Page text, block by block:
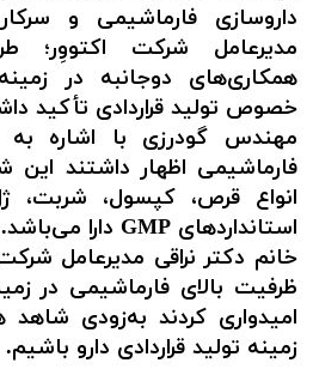
داروسازی فارماشیمی و
مدیرعامل شرکت اکتووِر؛
همکاری‌های دوجانبه در
‌خصوص تولید قراردادی تأکید
مهندس گودرزی با اشاره به
فارماشیمی اظهار داشتند این
انواع قرص، کپسول، شربت،
استانداردهایGMP دارا می‌باشد.
خانم دکتر نراقی مدیرعامل
ظرفیت بالای فارماشیمی در
امیدواری کردند به‌زودی شاهد
زمینه تولید قراردادی دارو باشیم.